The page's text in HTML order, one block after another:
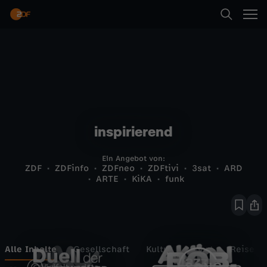
inspirierend
Ein Angebot von:
ZDF ZDFinfo ZDFneo ZDFtivi 3sat
ARD
ARTE
KiKA funk
Alle Inhalte Gesellschaft Kultur Sport Reise